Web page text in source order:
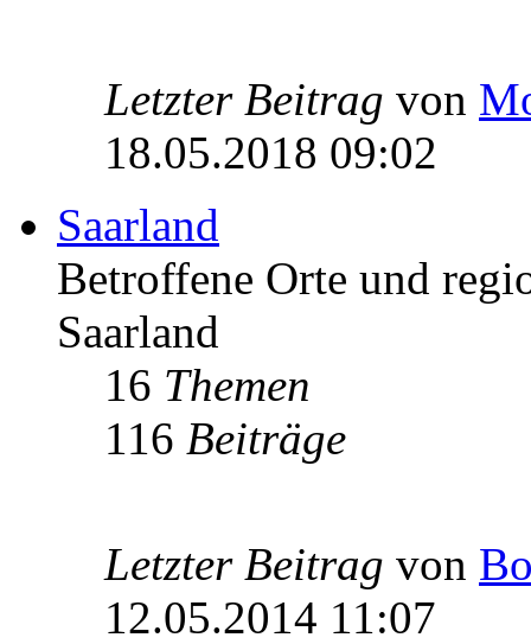
Letzter Beitrag von
18.05.2018 09:02
Saarland
Betroffene Orte und
Saarland
16 Themen
116 Beiträge
Letzter Beitrag von
12.05.2014 11:07